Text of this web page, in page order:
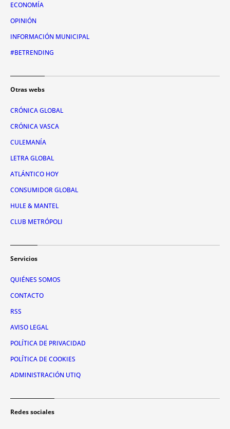
ECONOMÍA
OPINIÓN
INFORMACIÓN MUNICIPAL
#BETRENDING
Otras webs
CRÓNICA GLOBAL
CRÓNICA VASCA
CULEMANÍA
LETRA GLOBAL
ATLÁNTICO HOY
CONSUMIDOR GLOBAL
HULE & MANTEL
CLUB METRÓPOLI
Servicios
QUIÉNES SOMOS
CONTACTO
RSS
AVISO LEGAL
POLÍTICA DE PRIVACIDAD
POLÍTICA DE COOKIES
ADMINISTRACIÓN UTIQ
Redes sociales